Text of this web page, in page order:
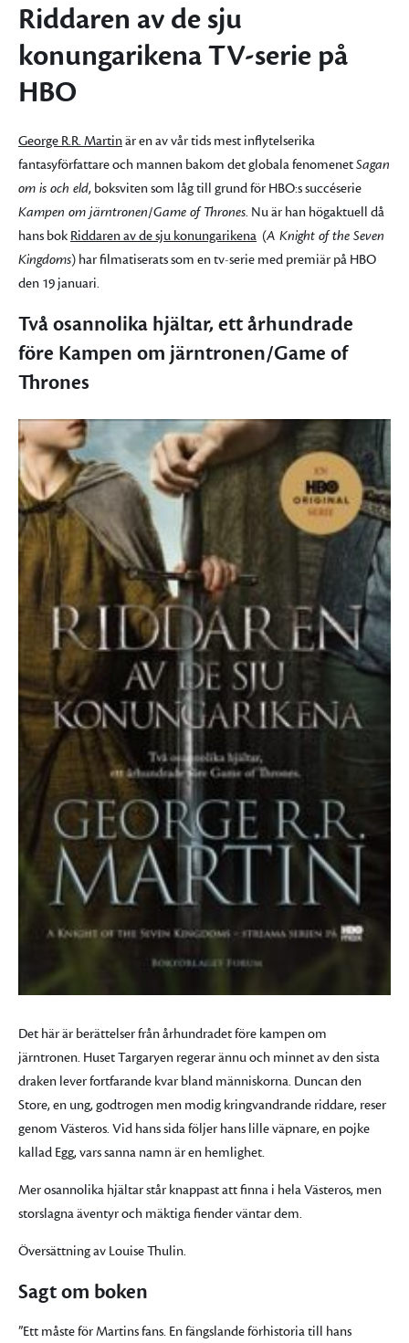
Riddaren av de sju
konungarikena TV-serie på
HBO
George R.R. Martinär en av vår tids mest inflytelserika
fantasyförfattare och mannen bakom det globala fenomenetSagan
om is och eld, boksviten som låg till grund för HBO:s succéserie
Kampen om järntronen/Game of Thrones. Nu är han högaktuell då
hans bok Riddaren av de sju konungarikena (A Knight of the Seven
Kingdoms) har filmatiserats som en tv-serie med premiär på HBO
den 19 januari.
Två osannolika hjältar, ett århundrade
före Kampen om järntronen/Game of
Thrones
Det här är berättelser från århundradet före kampen om
järntronen. Huset Targaryen regerar ännu och minnet av den sista
draken lever fortfarande kvar bland människorna. Duncan den
Store, en ung, godtrogen men modig kringvandrande riddare, reser
genom Västeros. Vid hans sida följer hans lille väpnare, en pojke
kallad Egg, vars sanna namn är en hemlighet.
Mer osannolika hjältar står knappast att finna i hela Västeros, men
storslagna äventyr och mäktiga fiender väntar dem.
Översättning av Louise Thulin.
Sagt om boken
”Ett måste för Martins fans. En fängslande förhistoria till hans